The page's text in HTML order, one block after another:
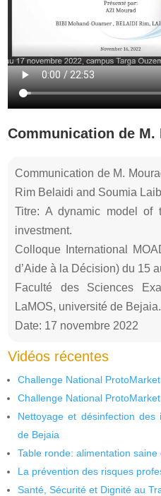
Communication de M.
Communication de M.
Rim Belaidi and Soumia
Titre: A dynamic model
investment.
Colloque International
d’Aide à la Décision) du 15
Faculté des Sciences
LaMOS, université de Bejaia.
Date: 17 novembre 2022
Vidéos récentes
Challenge National
Challenge National
Nettoyage et désinfection des
de Bejaia
Table ronde: alimentation
La prévention des risques
Santé, Sécurité et Dignité au